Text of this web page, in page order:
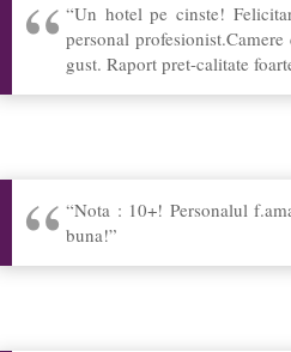
Un hotel pe cinste!
personal
gust. Raport pret-calitate
Nota : 10+! Personalul
buna!